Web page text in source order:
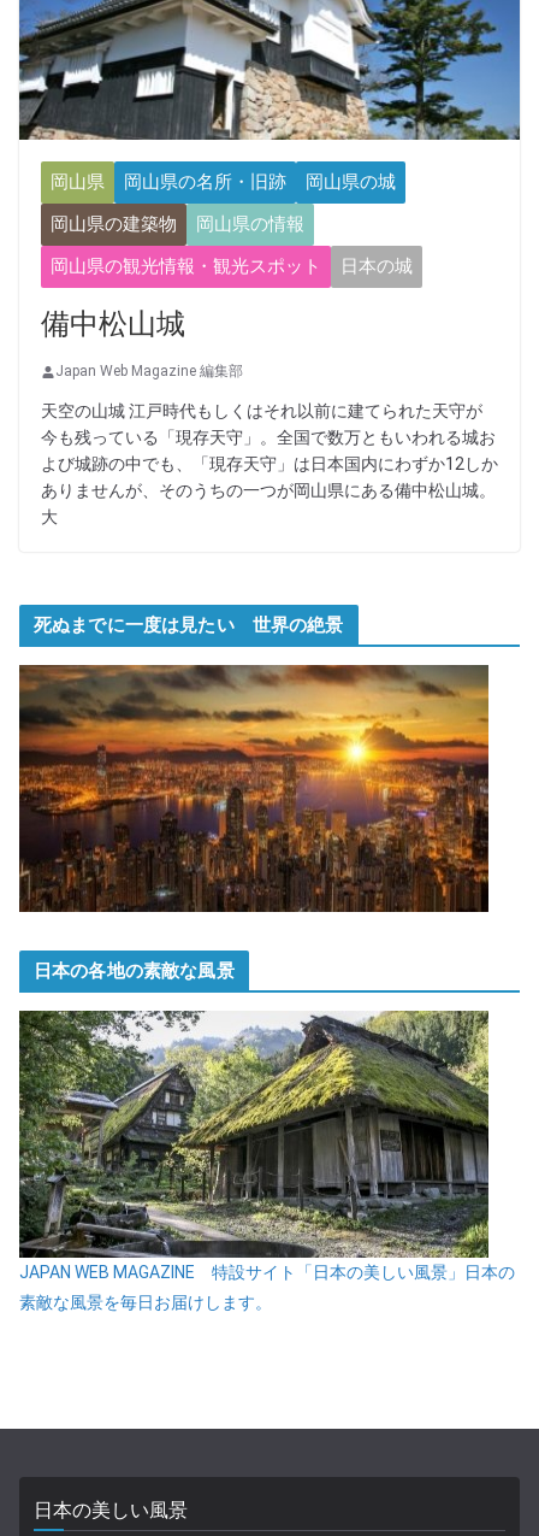
岡山県 岡山県の名所・旧跡
岡山県の城
岡山県の建築物
岡山県の情報
岡山県の観光情報・観光スポット
日本の城
備中松山城
Japan Web Magazine 編集部
天空の山城 江戸時代もしくはそれ以前に建てられた天守が
今も残っている「現存天守」。全国で数万ともいわれる城お
よび城跡の中でも、「現存天守」は日本国内にわずか12しか
ありませんが、そのうちの一つが岡山県にある備中松山城。
大
死ぬまでに一度は見たい 世界の絶景
日本の各地の素敵な風景
JAPAN WEB MAGAZINE 特設サイト「日本の美しい風景」日本の
素敵な風景を毎日お届けします。
日本の美しい風景